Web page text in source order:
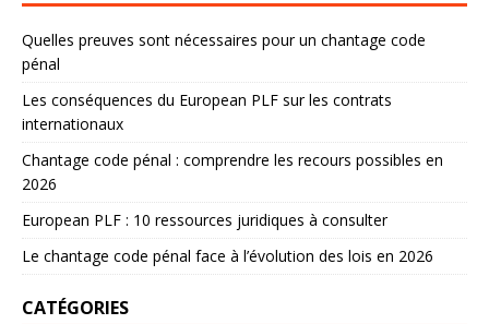
Quelles preuves sont nécessaires pour un chantage code
pénal
Les conséquences du European PLF sur les contrats
internationaux
Chantage code pénal : comprendre les recours possibles en
2026
European PLF : 10 ressources juridiques à consulter
Le chantage code pénal face à l’évolution des lois en 2026
CATÉGORIES